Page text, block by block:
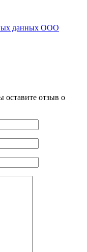
данных ООО
отзыв о